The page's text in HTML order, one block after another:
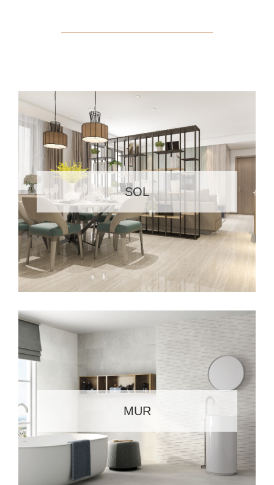
SOL
MUR